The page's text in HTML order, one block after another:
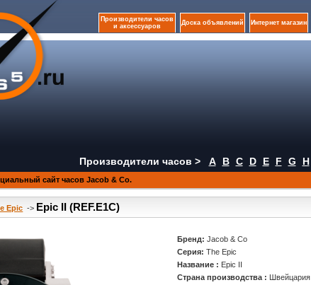
Производители часов
и аксессуаров
Доска объявлений Интернет магазин
Производители часов > A B C D E F G H
сайт часов Jacob & Co.
Epic -> Epic II (REF.E1C)
Бренд:Jacob & Co
Серия:The Epic
Название : Epic II
Страна производства :
Швейцария